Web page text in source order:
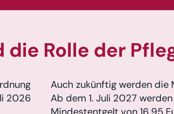
Rolle der
2026
Auch zukünftig werden
Ab dem 1. Juli 2027